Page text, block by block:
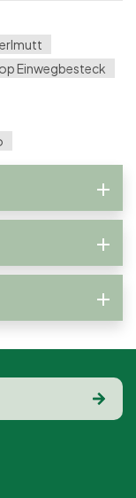
Einwegbesteck